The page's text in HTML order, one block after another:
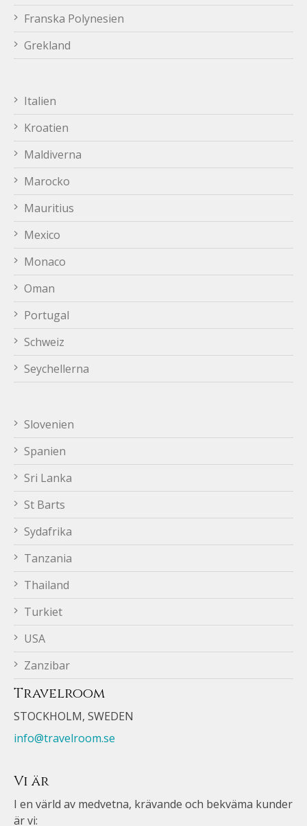
Franska Polynesien
Grekland
Italien
Kroatien
Maldiverna
Marocko
Mauritius
Mexico
Monaco
Oman
Portugal
Schweiz
Seychellerna
Slovenien
Spanien
Sri Lanka
St Barts
Sydafrika
Tanzania
Thailand
Turkiet
USA
Zanzibar
Travelroom
STOCKHOLM, SWEDEN
info@travelroom.se
Vi är
I en värld av medvetna, krävande och bekväma kunder
är vi: